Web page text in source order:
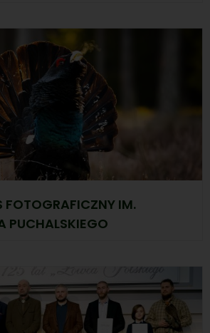
FOTOGRAFICZNY IM.
PUCHALSKIEGO